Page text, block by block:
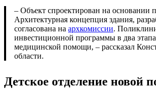
– Объект спроектирован на основании проекта аналога – поликлиники в микрорайоне «Лазурный».
Архитектурная концепция здания,
согласована на архкомиссии.
инвестиционной программы в два
медицинской помощи, – рассказал
области.
Детское отделение новой